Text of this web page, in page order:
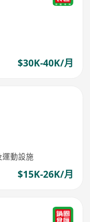
$30K-40K/月
動設施
$15K-26K/月